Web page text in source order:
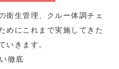
衛生管理、クルー体調チェ
めにこれまで実施してきた
いきます。
徹底